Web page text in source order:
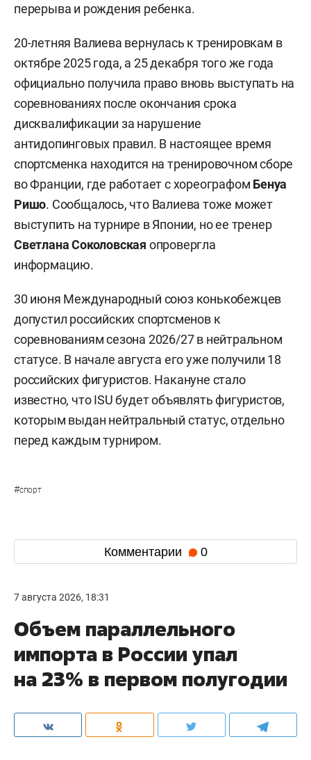
перерыва и рождения ребенка.
20-летняя Валиева вернулась к тренировкам в
октябре 2025 года, а 25 декабря того же года
официально получила право вновь выступать на
соревнованиях после окончания срока
дисквалификации за нарушение
антидопинговых правил. В настоящее время
спортсменка находится на тренировочном сборе
во Франции, где работает с хореографом Бенуа
Ришо. Сообщалось, что Валиева тоже может
выступить на турнире в Японии, но ее тренер
Светлана Соколовская опровергла
информацию.
30 июня Международный союз конькобежцев
допустил российских спортсменов к
соревнованиям сезона 2026/27 в нейтральном
статусе. В начале августа его уже получили 18
российских фигуристов. Накануне стало
известно, что ISU будет объявлять фигуристов,
которым выдан нейтральный статус, отдельно
перед каждым турниром.
#спорт
Комментарии 0
7 августа 2026, 18:31
Объем параллельного
импорта в России упал
на 23% в первом полугодии